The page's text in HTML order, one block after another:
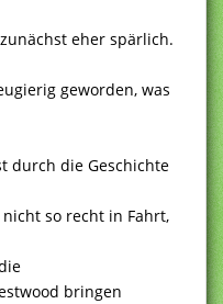
eher spärlich.
geworden, was
durch die Geschichte
so recht in Fahrt,
bringen